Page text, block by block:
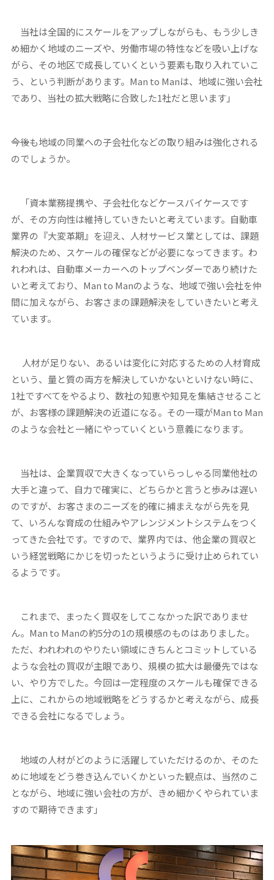
当社は全国的にスケールをアップしながらも、もう少しき
め細かく地域のニーズや、労働市場の特性などを吸い上げな
がら、その地区で成長していくという要素も取り入れていこ
う、という判断があります。Man to Manは、地域に強い会社
であり、当社の拡大戦略に合致した1社だと思います」
――今後も地域の同業への子会社化などの取り組みは強化される
のでしょうか。
「資本業務提携や、子会社化などケースバイケースです
が、その方向性は維持していきたいと考えています。自動車
業界の『大変革期』を迎え、人材サービス業としては、課題
解決のため、スケールの確保などが必要になってきます。わ
れわれは、自動車メーカーへのトップベンダーであり続けた
いと考えており、Man to Manのような、地域で強い会社を仲
間に加えながら、お客さまの課題解決をしていきたいと考え
ています。
人材が足りない、あるいは変化に対応するための人材育成
という、量と質の両方を解決していかないといけない時に、
1社ですべてをやるより、数社の知恵や知見を集結させること
が、お客様の課題解決の近道になる。その一環がMan to Man
のような会社と一緒にやっていくという意義になります。
当社は、企業買収で大きくなっていらっしゃる同業他社の
大手と違って、自力で確実に、どちらかと言うと歩みは遅い
のですが、お客さまのニーズを的確に捕まえながら先を見
て、いろんな育成の仕組みやアレンジメントシステムをつく
ってきた会社です。ですので、業界内では、他企業の買収と
いう経営戦略にかじを切ったというように受け止められてい
るようです。
これまで、まったく買収をしてこなかった訳でありませ
ん。Man to Manの約5分の1の規模感のものはありました。
ただ、われわれのやりたい領域にきちんとコミットしている
ような会社の買収が主眼であり、規模の拡大は最優先ではな
い、やり方でした。今回は一定程度のスケールも確保できる
上に、これからの地域戦略をどうするかと考えながら、成長
できる会社になるでしょう。
地域の人材がどのように活躍していただけるのか、そのた
めに地域をどう巻き込んでいくかといった観点は、当然のこ
とながら、地域に強い会社の方が、きめ細かくやられていま
すので期待できます」